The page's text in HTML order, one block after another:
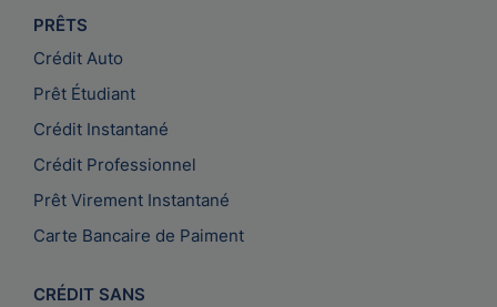
PRÊTS
Crédit Auto
Prêt Étudiant
Crédit Instantané
Crédit Professionnel
Prêt Virement Instantané
Carte Bancaire de Paiment
CRÉDIT SANS